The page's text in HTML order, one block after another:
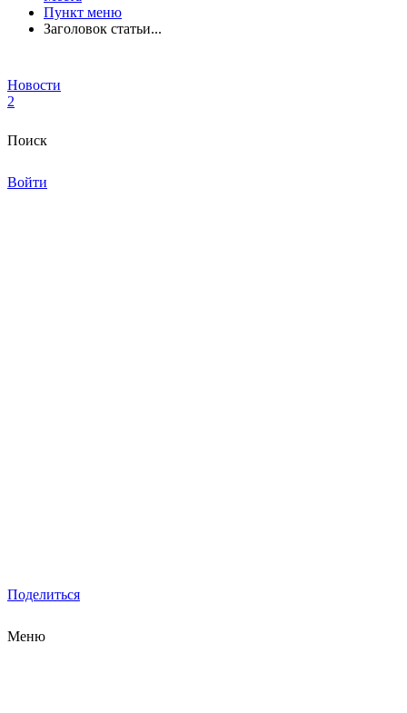
Пункт меню
Заголовок статьи...
Новости
2
Поиск
Войти
Поделиться
Меню